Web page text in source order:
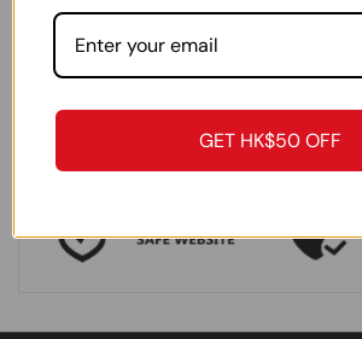
GET HK$50 OFF